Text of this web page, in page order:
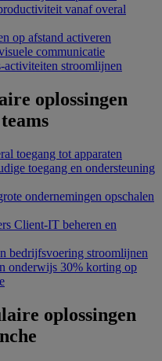
vanaf overal
op afstand activeren
communicatie
activiteiten stroomlijnen
oplossingen
toegang tot apparaten
toegang en ondersteuning
ondernemingen opschalen
Client-IT beheren en
bedrijfsvoering stroomlijnen
onderwijs 30% korting op
oplossingen